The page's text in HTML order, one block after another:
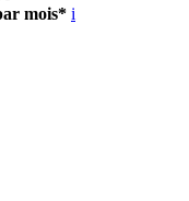
mois* i